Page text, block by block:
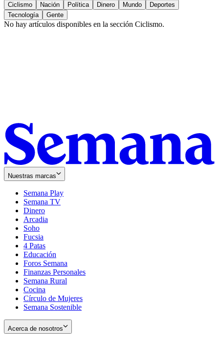
Ciclismo Nación Política Dinero Mundo
Deportes
Tecnología
Gente
No hay artículos disponibles en la sección Ciclismo.
Nuestras marcas
Semana Play
Semana TV
Dinero
Arcadia
Soho
in
new
window
Fucsia
in
new
window
4 Patas
Educación
Foros Semana
Finanzas Personales
Semana Rural
Cocina
Círculo de Mujeres
Semana Sostenible
Acerca de nosotros